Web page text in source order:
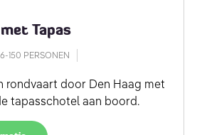
Tapas
6-150 PERSONEN
rondvaart door Den Haag met
tapasschotel aan boord.